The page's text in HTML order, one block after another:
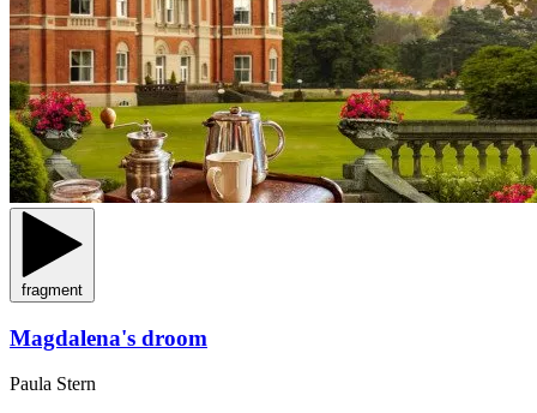
fragment
Magdalena's droom
Paula Stern